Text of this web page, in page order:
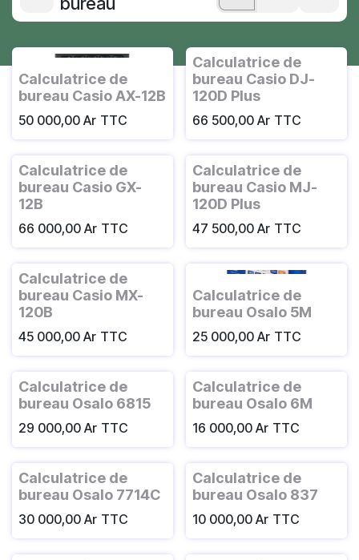
Calculatrice de
bureau Casio AX-12B
50 000,00 Ar TTC
Calculatrice de
bureau Casio DJ-
120D Plus
66 500,00Ar TTC
Calculatrice de
bureau Casio GX-
12B
66 000,00 Ar TTC
Calculatrice de
bureau Casio MJ-
120D Plus
47 500,00Ar TTC
Calculatrice de
bureau Casio MX-
120B
45 000,00 Ar TTC
Calculatrice de
bureau Osalo 5M
25 000,00Ar TTC
Calculatrice de
bureau Osalo 6815
29 000,00 Ar TTC
Calculatrice de
bureau Osalo 6M
16 000,00Ar TTC
Calculatrice de
bureau Osalo 7714C
30 000,00 Ar TTC
Calculatrice de
bureau Osalo 837
10 000,00Ar TTC